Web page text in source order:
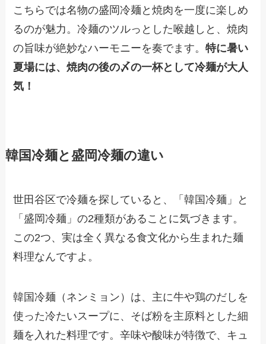
こちらでは名物の盛岡冷麺と焼肉を一度に楽しめ
るのが魅力。冷麺のツルっとした喉越しと、焼肉
の旨味が絶妙なハーモニーを奏でます。特に暑い
夏場には、焼肉の後の〆の一杯として冷麺が大人
気！
韓国冷麺と盛岡冷麺の違い
世田谷区で冷麺を探していると、「韓国冷麺」と
「盛岡冷麺」の2種類があることに気づきます。
この2つ、実は全く異なる食文化から生まれた麺
料理なんですよ。
韓国冷麺（ネンミョン）は、主に牛や鶏のだしを
使った冷たいスープに、そば粉を主原料とした細
麺を入れた料理です。辛味や酸味が特徴で、キュ